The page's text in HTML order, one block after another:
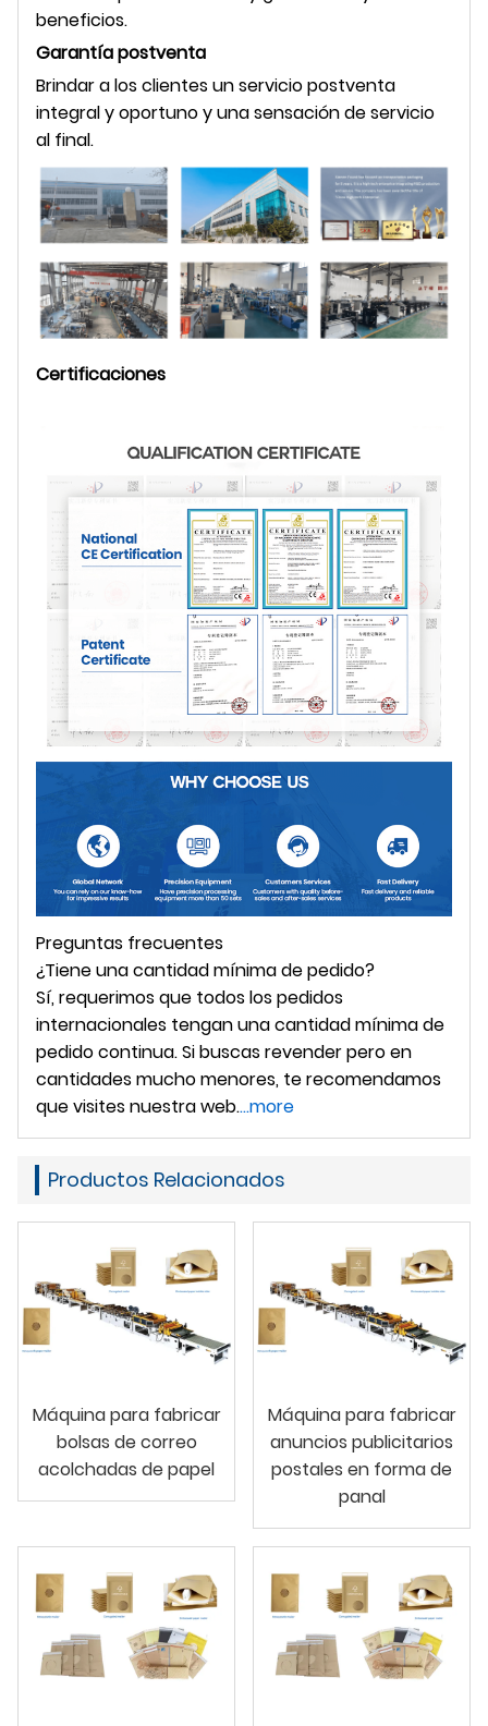
beneficios.
Garantía postventa
Brindar a los clientes un servicio postventa
integral y oportuno y una sensación de servicio
al final.
Certificaciones
Preguntas frecuentes
¿Tiene una cantidad mínima de pedido?
Sí, requerimos que todos los pedidos
internacionales tengan una cantidad mínima de
pedido continua. Si buscas revender pero en
cantidades mucho menores, te recomendamos
que visites nuestra web....more
Productos Relacionados
Máquina para fabricar
bolsas de correo
acolchadas de papel
Máquina para fabricar
anuncios publicitarios
postales en forma de
panal